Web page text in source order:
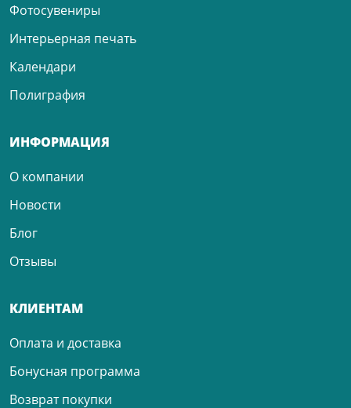
Фотосувениры
Интерьерная печать
Календари
Полиграфия
ИНФОРМАЦИЯ
О компании
Новости
Блог
Отзывы
КЛИЕНТАМ
Оплата и доставка
Бонусная программа
Возврат покупки